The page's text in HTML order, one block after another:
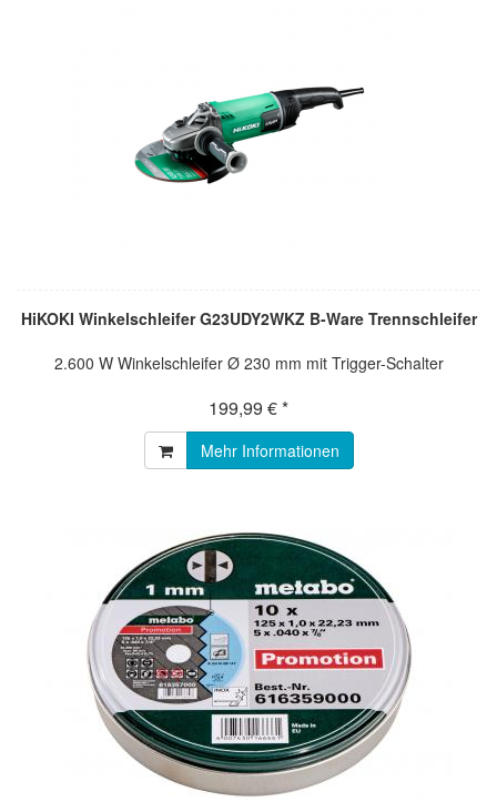
HiKOKI Winkelschleifer G23UDY2WKZ B-Ware Trennschleifer
2.600 W Winkelschleifer Ø 230 mm mit Trigger-Schalter
199,99 € *
Mehr Informationen